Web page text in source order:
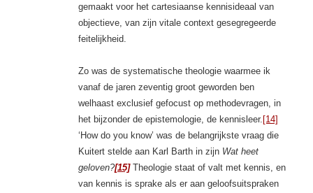
gemaakt voor het cartesiaanse kennisideaal van
objectieve, van zijn vitale context gesegregeerde
feitelijkheid.
Zo was de systematische theologie waarmee ik
vanaf de jaren zeventig groot geworden ben
welhaast exclusief gefocust op methodevragen, in
het bijzonder de epistemologie, de kennisleer. [14]
‘How do you know’ was de belangrijkste vraag die
Kuitert stelde aan Karl Barth in zijn Wat heet
geloven?[15]Theologie staat of valt met kennis, en
van kennis is sprake als er aan geloofsuitspraken